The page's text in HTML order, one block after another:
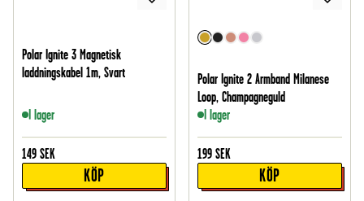
Polar Ignite 3 Magnetisk
laddningskabel 1m, Svart
I lager
149 SEK
KÖP
Polar Ignite 2 Armband Milanese
Loop, Champagneguld
I lager
199 SEK
KÖP